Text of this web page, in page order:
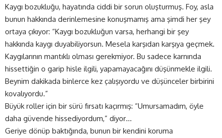
Kaygı bozukluğu, hayatında ciddi bir sorun oluşturmuş. Foy, asla
bunun hakkında derinlemesine konuşmamış ama şimdi her şey
ortaya çıkıyor: “Kaygı bozukluğun varsa, herhangi bir şey
hakkında kaygı duyabiliyorsun. Mesela karşıdan karşıya geçmek.
Kaygılarının mantıklı olması gerekmiyor. Bu sadece karnında
hissettiğin o garip hisle ilgili, yapamayacağını düşünmekle ilgili.
Beynim dakikada binlerce kez çalışıyordu ve düşünceler birbirini
kovalıyordu.”
Büyük roller için bir sürü fırsatı kaçırmış: “Umursamadım, öyle
daha güvende hissediyordum,” diyor…
Geriye dönüp baktığında, bunun bir kendini koruma